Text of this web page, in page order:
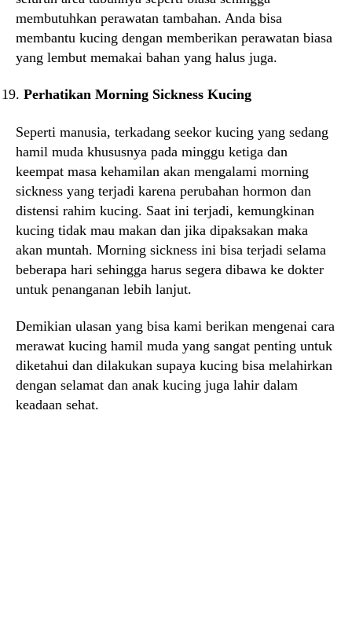
membutuhkan perawatan tambahan. Anda bisa
membantu kucing dengan memberikan perawatan biasa
yang lembut memakai bahan yang halus juga.
Perhatikan Morning Sickness Kucing
Seperti manusia, terkadang seekor kucing yang sedang
hamil muda khususnya pada minggu ketiga dan
keempat masa kehamilan akan mengalami morning
sickness yang terjadi karena perubahan hormon dan
distensi rahim kucing. Saat ini terjadi, kemungkinan
kucing tidak mau makan dan jika dipaksakan maka
akan muntah. Morning sickness ini bisa terjadi selama
beberapa hari sehingga harus segera dibawa ke dokter
untuk penanganan lebih lanjut.
Demikian ulasan yang bisa kami berikan mengenai cara
merawat kucing hamil muda yang sangat penting untuk
diketahui dan dilakukan supaya kucing bisa melahirkan
dengan selamat dan anak kucing juga lahir dalam
keadaan sehat.